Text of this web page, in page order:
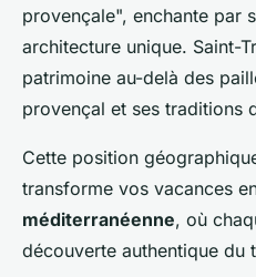
provençale", enchante par
architecture unique. Saint-
patrimoine au-delà des
provençal et ses traditions
Cette position
transforme vos vacances
méditerranéenne, où
découverte authentique du